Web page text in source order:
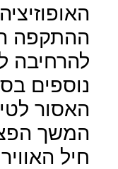
ההתקפה
להרחיבה
נוספים
האסור
המשך
חיל